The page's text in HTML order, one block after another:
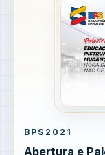
BPS2021
Abertura e